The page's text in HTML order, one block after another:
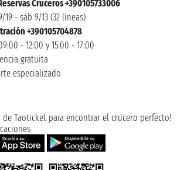
Cruceros +390105733006
19 - sáb 9/13 (32 lineas)
+390105704878
- 12:00 y 15:00 - 17:00
gratuita
especializado
de Taoticket para encontrar el crucero perfecto!